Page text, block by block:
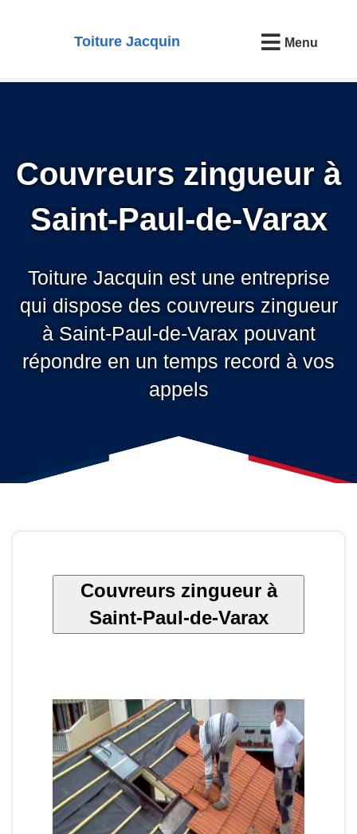
Toiture Jacquin Menu
Couvreurs zingueur à
Saint-Paul-de-Varax
Toiture Jacquin est une entreprise
qui dispose des couvreurs zingueur
à Saint-Paul-de-Varax pouvant
répondre en un temps record à vos
appels
Couvreurs zingueur à
Saint-Paul-de-Varax